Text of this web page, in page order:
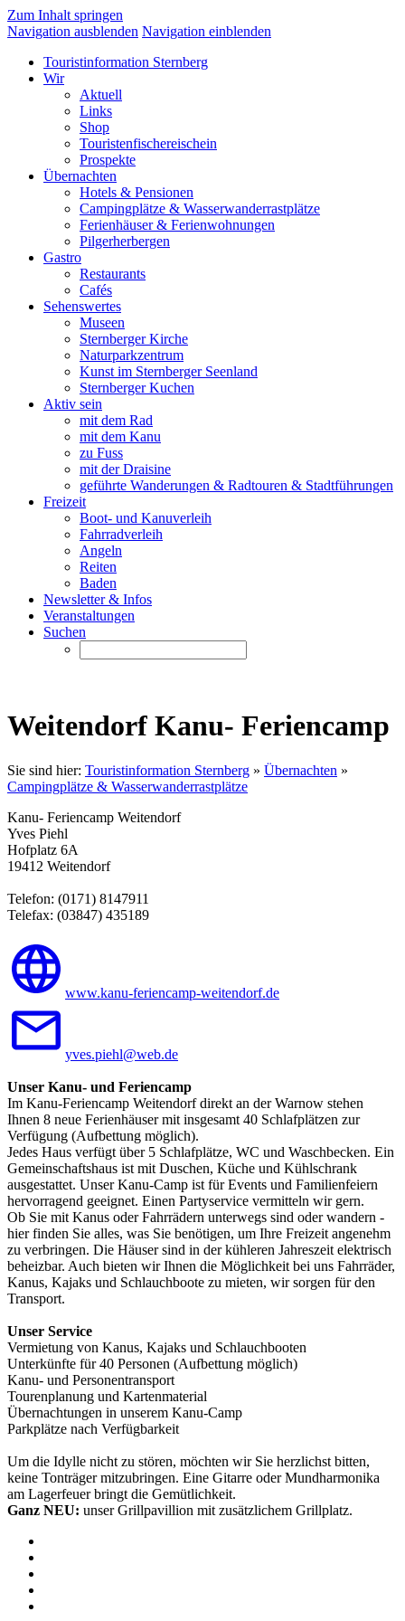
Zum Inhalt springen
Navigation ausblenden Navigation einblenden
Touristinformation Sternberg
Wir
Aktuell
Links
Shop
Touristenfischereischein
Prospekte
Übernachten
Hotels & Pensionen
Campingplätze & Wasserwanderrastplätze
Ferienhäuser & Ferienwohnungen
Pilgerherbergen
Gastro
Restaurants
Cafés
Sehenswertes
Museen
Sternberger Kirche
Naturparkzentrum
Kunst im Sternberger Seenland
Sternberger Kuchen
Aktiv sein
mit dem Rad
mit dem Kanu
zu Fuss
mit der Draisine
geführte Wanderungen & Radtouren & Stadtführungen
Freizeit
Boot- und Kanuverleih
Fahrradverleih
Angeln
Reiten
Baden
Newsletter & Infos
Veranstaltungen
Suchen
Weitendorf Kanu- Feriencamp
Sie sind hier: Touristinformation Sternberg » Übernachten »
Campingplätze & Wasserwanderrastplätze
Kanu- Feriencamp Weitendorf
Yves Piehl
Hofplatz 6A
19412 Weitendorf
Telefon: (0171) 8147911
Telefax: (03847) 435189
www.kanu-feriencamp-weitendorf.de
yves.piehl@web.de
Unser Kanu- und Feriencamp
Im Kanu-Feriencamp Weitendorf direkt an der Warnow stehen
Ihnen 8 neue Ferienhäuser mit insgesamt 40 Schlafplätzen zur
Verfügung (Aufbettung möglich).
Jedes Haus verfügt über 5 Schlafplätze, WC und Waschbecken. Ein
Gemeinschaftshaus ist mit Duschen, Küche und Kühlschrank
ausgestattet. Unser Kanu-Camp ist für Events und Familienfeiern
hervorragend geeignet. Einen Partyservice vermitteln wir gern.
Ob Sie mit Kanus oder Fahrrädern unterwegs sind oder wandern -
hier finden Sie alles, was Sie benötigen, um Ihre Freizeit angenehm
zu verbringen. Die Häuser sind in der kühleren Jahreszeit elektrisch
beheizbar. Auch bieten wir Ihnen die Möglichkeit bei uns Fahrräder,
Kanus, Kajaks und Schlauchboote zu mieten, wir sorgen für den
Transport.
Unser Service
Vermietung von Kanus, Kajaks und Schlauchbooten
Unterkünfte für 40 Personen (Aufbettung möglich)
Kanu- und Personentransport
Tourenplanung und Kartenmaterial
Übernachtungen in unserem Kanu-Camp
Parkplätze nach Verfügbarkeit
Um die Idylle nicht zu stören, möchten wir Sie herzlichst bitten,
keine Tonträger mitzubringen. Eine Gitarre oder Mundharmonika
am Lagerfeuer bringt die Gemütlichkeit.
Ganz NEU: unser Grillpavillion mit zusätzlichem Grillplatz.